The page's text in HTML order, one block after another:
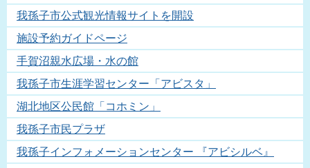
我孫子市公式観光情報サイトを開設
施設予約ガイドページ
手賀沼親水広場・水の館
我孫子市生涯学習センター「アビスタ」
湖北地区公民館「コホミン」
我孫子市民プラザ
我孫子インフォメーションセンター 『アビシルベ』